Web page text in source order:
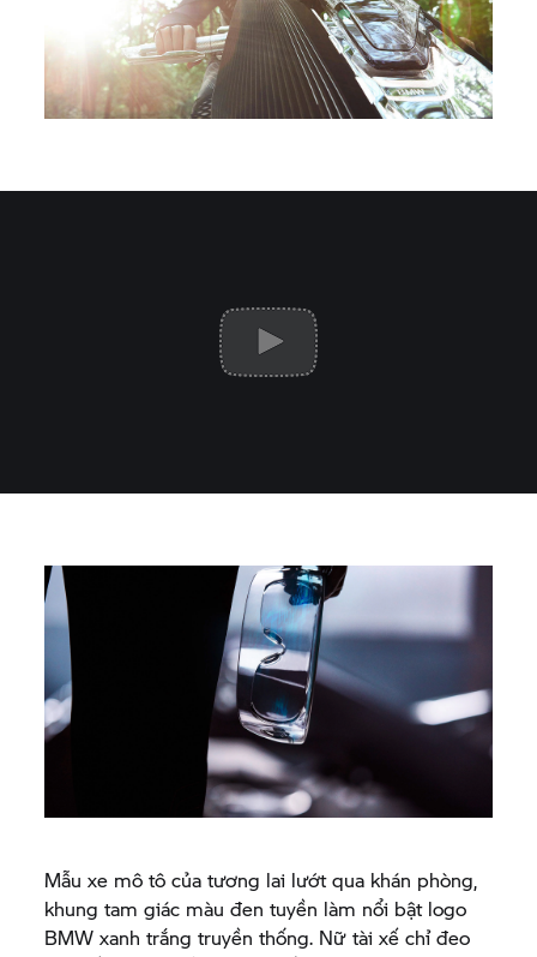
Mẫu xe mô tô của tương lai lướt qua khán phòng,
khung tam giác màu đen tuyền làm nổi bật logo
BMW xanh trắng truyền thống. Nữ tài xế chỉ đeo